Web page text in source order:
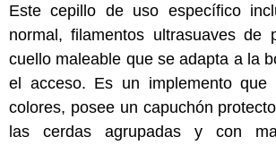
Este cepillo de uso específico
normal, filamentos ultrasuaves de
cuello maleable que se adapta a la
el acceso. Es un implemento que
colores, posee un capuchón
las cerdas agrupadas y con